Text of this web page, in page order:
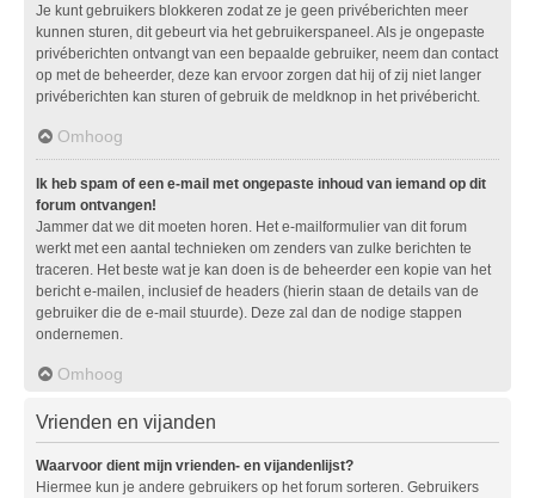
Je kunt gebruikers blokkeren zodat ze je geen privéberichten meer
kunnen sturen, dit gebeurt via het gebruikerspaneel. Als je ongepaste
privéberichten ontvangt van een bepaalde gebruiker, neem dan contact
op met de beheerder, deze kan ervoor zorgen dat hij of zij niet langer
privéberichten kan sturen of gebruik de meldknop in het privébericht.
Omhoog
Ik heb spam of een e-mail met ongepaste inhoud van iemand op dit
forum ontvangen!
Jammer dat we dit moeten horen. Het e-mailformulier van dit forum
werkt met een aantal technieken om zenders van zulke berichten te
traceren. Het beste wat je kan doen is de beheerder een kopie van het
bericht e-mailen, inclusief de headers (hierin staan de details van de
gebruiker die de e-mail stuurde). Deze zal dan de nodige stappen
ondernemen.
Omhoog
Vrienden en vijanden
Waarvoor dient mijn vrienden- en vijandenlijst?
Hiermee kun je andere gebruikers op het forum sorteren. Gebruikers